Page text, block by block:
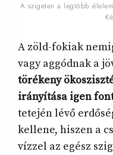
A szigeten a legtöbb
A zöld-fokiak
vagy aggódnak a
törékeny
irányítása igen
tetején lévő
kellene, hiszen a
vízzel az egész